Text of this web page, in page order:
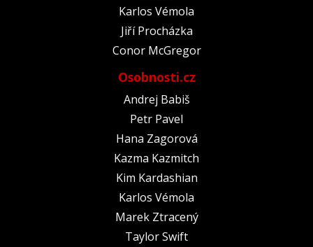
Karlos Vémola
Jiří Procházka
Conor McGregor
Osobnosti.cz
Andrej Babiš
Petr Pavel
Hana Zagorová
Kazma Kazmitch
Kim Kardashian
Karlos Vémola
Marek Ztracený
Taylor Swift